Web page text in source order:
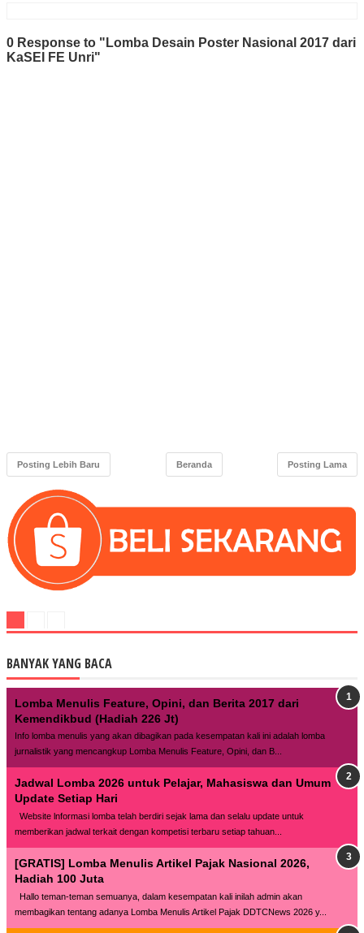
0 Response to "Lomba Desain Poster Nasional 2017 dari
KaSEI FE Unri"
Posting Lebih Baru Posting Lama
Beranda
BANYAK YANG BACA
Lomba Menulis Feature, Opini, dan Berita 2017 dari
Kemendikbud (Hadiah 226 Jt)
Info lomba menulis yang akan dibagikan pada kesempatan kali ini adalah lomba
jurnalistik yang mencangkup Lomba Menulis Feature, Opini, dan B...
Jadwal Lomba 2026 untuk Pelajar, Mahasiswa dan Umum
Update Setiap Hari
Website lnformasi lomba telah berdiri sejak lama dan selalu update untuk
memberikan jadwal terkait dengan kompetisi terbaru setiap tahuan...
[GRATIS] Lomba Menulis Artikel Pajak Nasional 2026,
Hadiah 100 Juta
Hallo teman-teman semuanya, dalam kesempatan kali inilah admin akan
membagikan tentang adanya Lomba Menulis Artikel Pajak DDTCNews 2026 y...